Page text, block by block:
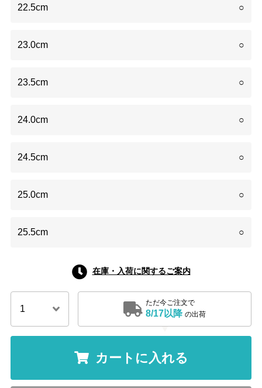
22.5cm ○
23.0cm ○
23.5cm ○
24.0cm ○
24.5cm ○
25.0cm ○
25.5cm ○
在庫・入荷に関するご案内
ただ今ご注文で
8/17以降 の出荷
カートに入れる